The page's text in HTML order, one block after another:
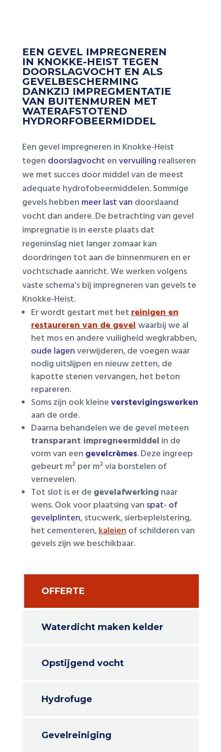
EEN GEVEL IMPREGNEREN
IN KNOKKE-HEIST TEGEN
DOORSLAGVOCHT EN ALS
GEVELBESCHERMING
DANKZIJ IMPREGMENTATIE
VAN BUITENMUREN MET
WATERAFSTOTEND
HYDRORFOBEERMIDDEL
Een gevel impregneren in Knokke-Heist
tegen doorslagvocht envervuiling realiseren
we met succes door middel van de meest
adequate hydrofobeermiddelen. Sommige
gevels hebben meer last van doorslaand
vocht dan andere. De betrachting van gevel
impregnatie is in eerste plaats dat
regeninslag niet langer zomaar kan
doordringen tot aan de binnenmuren en er
vochtschade aanricht. We werken volgens
vaste schema’s bij impregneren van gevels te
Knokke-Heist.
Er wordt gestart met hetreinigen en
restaureren van de gevelwaarbij we al
het mos en andere vuiligheid wegkrabben,
oude lagenverwijderen, de voegen waar
nodig uitslijpen en nieuw zetten, de
kapotte stenen vervangen, het beton
repareren.
Soms zijn ook kleineverstevigingswerken
aan de orde.
Daarna behandelen we de gevel meteen
transparant impregneermiddel in de
vorm van een gevelcrèmes. Deze ingreep
gebeurt m² per m² via borstelen of
vernevelen.
Tot slot is er de gevelafwerking naar
wens. Ook voor plaatsing van spat- of
gevelplinten, stucwerk, sierbepleistering,
het cementeren,kaleienof schilderen van
gevels zijn we beschikbaar.
OFFERTE
Waterdicht maken kelder
Opstijgend vocht
Hydrofuge
Gevelreiniging